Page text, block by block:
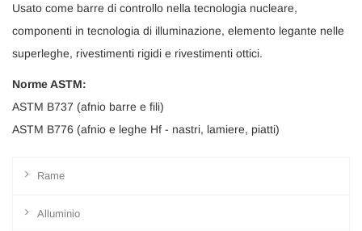
Usato come barre di controllo nella tecnologia nucleare,
componenti in tecnologia di illuminazione, elemento legante nelle
superleghe, rivestimenti rigidi e rivestimenti ottici.
Norme ASTM:
ASTM B737 (afnio barre e fili)
ASTM B776 (afnio e leghe Hf - nastri, lamiere, piatti)
Rame
Alluminio